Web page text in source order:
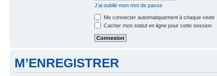
J’ai oublié mon mot de passe
Me connecter automatiquement à chaque visite
Cacher mon statut en ligne pour cette session
M’ENREGISTRER